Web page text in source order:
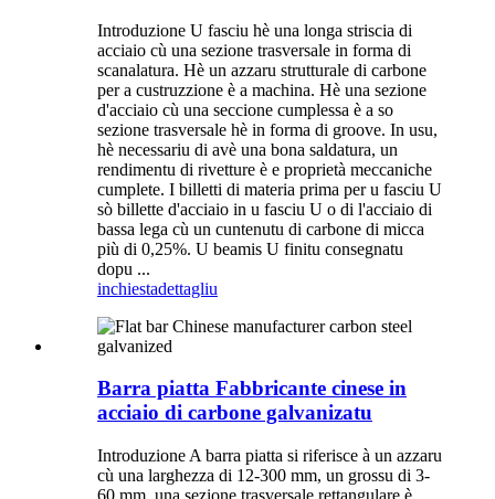
Introduzione U fasciu hè una longa striscia di
acciaio cù una sezione trasversale in forma di
scanalatura. Hè un azzaru strutturale di carbone
per a custruzzione è a machina. Hè una sezione
d'acciaio cù una seccione cumplessa è a so
sezione trasversale hè in forma di groove. In usu,
hè necessariu di avè una bona saldatura, un
rendimentu di rivetture è e proprietà meccaniche
cumplete. I billetti di materia prima per u fasciu U
sò billette d'acciaio in u fasciu U o di l'acciaio di
bassa lega cù un cuntenutu di carbone di micca
più di 0,25%. U beamis U finitu consegnatu
dopu ...
inchiestadettagliu
Barra piatta Fabbricante cinese in
acciaio di carbone galvanizatu
Introduzione A barra piatta si riferisce à un azzaru
cù una larghezza di 12-300 mm, un grossu di 3-
60 mm, una sezione trasversale rettangulare è